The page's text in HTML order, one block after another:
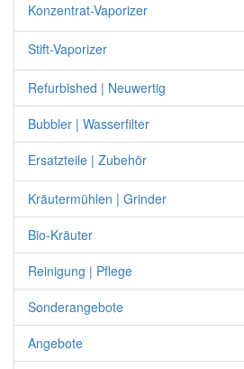
Konzentrat-Vaporizer
Stift-Vaporizer
Refurbished | Neuwertig
Bubbler | Wasserfilter
Ersatzteile | Zubehör
Kräutermühlen | Grinder
Bio-Kräuter
Reinigung | Pflege
Sonderangebote
Angebote